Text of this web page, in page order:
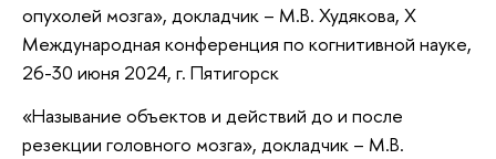
опухолей мозга», докладчик – М.В. Худякова, X
Международная конференция по когнитивной науке,
26-30 июня 2024, г. Пятигорск
«Называние объектов и действий до и после
резекции головного мозга», докладчик – М.В.